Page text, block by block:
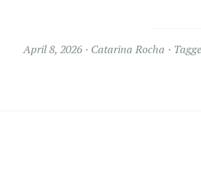
April 8, 2026 Catarina Rocha